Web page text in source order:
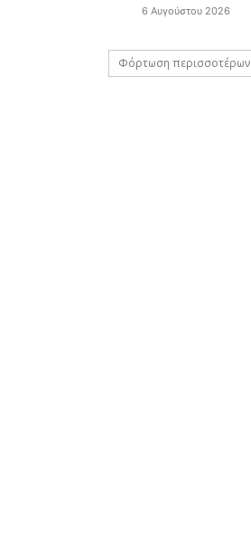
6 Αυγούστου 2026
Φόρτωση περισσοτέρων